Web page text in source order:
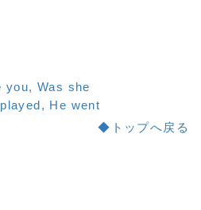
you, Was she
He went
◆トップへ戻る